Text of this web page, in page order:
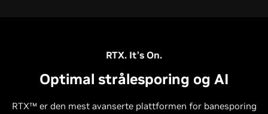
RTX. It’s On.
Optimal strålesporing og AI
RTX™ er den mest avanserte plattformen for banesporing